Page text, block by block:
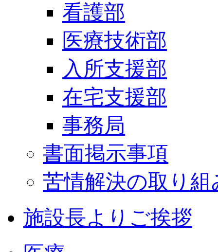
看護部
医療技術部
入所支援部
在宅支援部
事務局
書面掲示事項
苦情解決の取り組
施設長よりご挨拶